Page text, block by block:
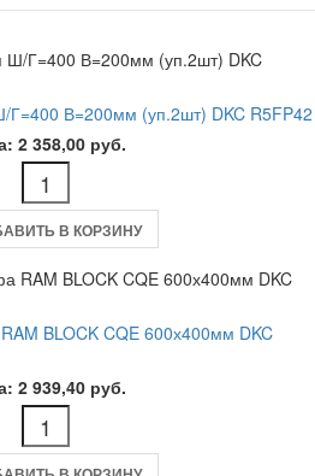
Г=400 В=200мм (уп.2шт) DKC R5FP42
2 358,00 руб.
В КОРЗИНУ
BLOCK CQE 600х400мм DKC
2 939,40 руб.